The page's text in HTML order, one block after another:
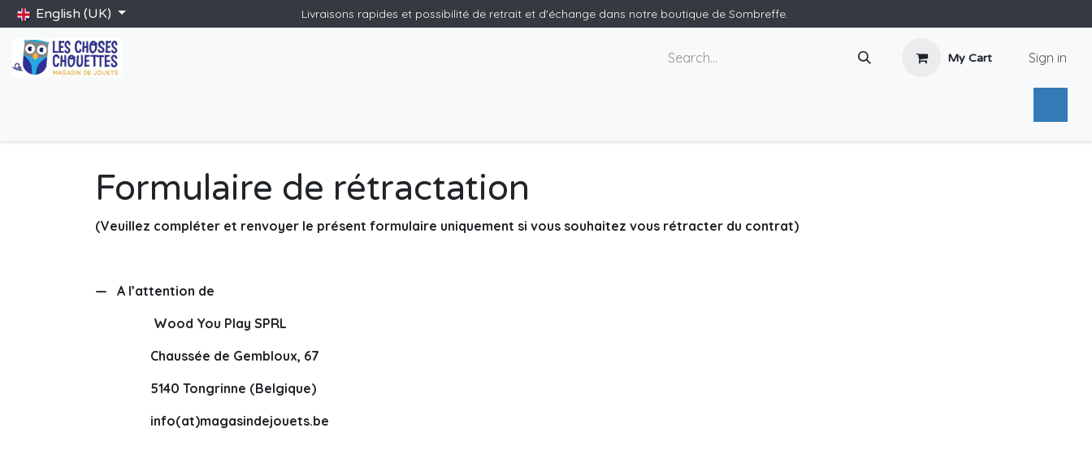
Skip to Content
English (UK) Livraisons rapides et possibilité de retrait et d'échange dans notre boutique de Sombreffe.
My Cart Sign in
Formulaire de rétractation
(Veuillez compléter et renvoyer le présent formulaire uniquement si vous souhaitez vous rétracter du contrat)
— A l’attention de
Wood You Play SPRL
Chaussée de Gembloux, 67
5140 Tongrinne (Belgique)
info(at)magasindejouets.be